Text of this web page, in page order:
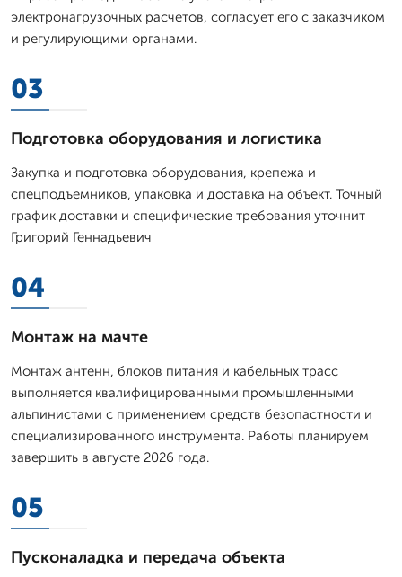
электронагрузочных расчетов, согласует его с заказчиком
и регулирующими органами.
03
Подготовка оборудования и логистика
Закупка и подготовка оборудования, крепежа и
спецподъемников, упаковка и доставка на объект. Точный
график доставки и специфические требования уточнит
Григорий Геннадьевич
04
Монтаж на мачте
Монтаж антенн, блоков питания и кабельных трасс
выполняется квалифицированными промышленными
альпинистами с применением средств безопастности и
специализированного инструмента. Работы планируем
завершить в августе 2026 года.
05
Пусконаладка и передача объекта